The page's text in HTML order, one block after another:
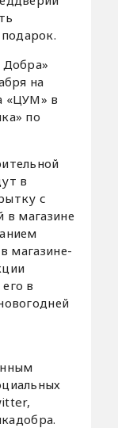
Добра»
на
«ЦУМ» в
по
в
с
в магазине
магазине-
в